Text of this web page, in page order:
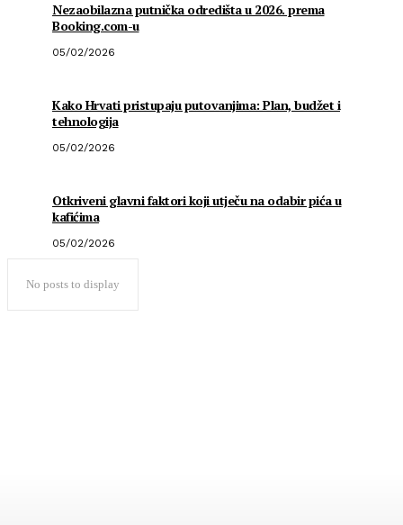
Nezaobilazna putnička odredišta u 2026. prema
Booking.com-u
05/02/2026
Kako Hrvati pristupaju putovanjima: Plan, budžet i
tehnologija
05/02/2026
Otkriveni glavni faktori koji utječu na odabir pića u
kafićima
05/02/2026
No posts to display